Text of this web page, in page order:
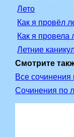
Лето
Как я провёл
Как я провела
Летние
Смотрите
Все
Сочинения по